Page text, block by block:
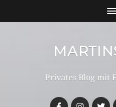
Privates Blog mit